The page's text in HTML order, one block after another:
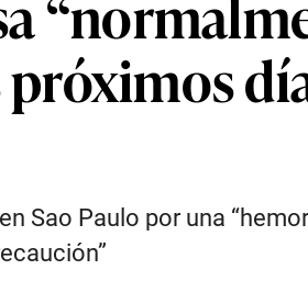
Sao Paulo por una